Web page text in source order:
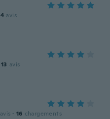
4 avis
13 avis
avis · 16 chargements